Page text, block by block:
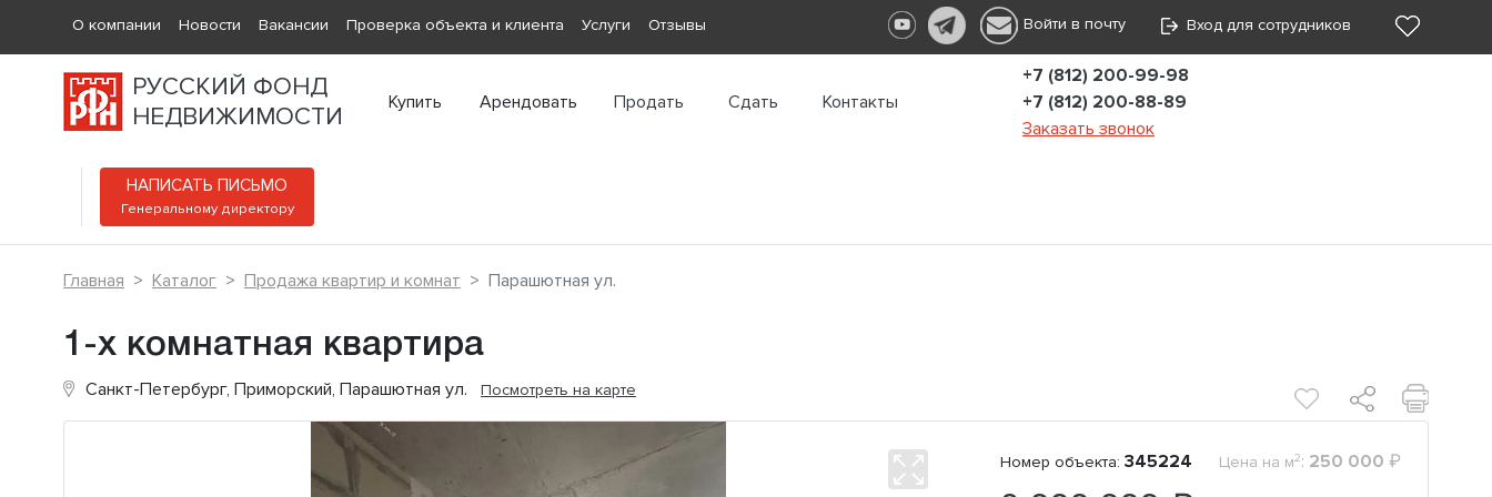
О компании Новости Вакансии Проверка объекта и клиента Услуги Отзывы Войти в почту Вход для сотрудников
РУССКИЙ ФОНД
НЕДВИЖИМОСТИ
Купить Арендовать Продать Сдать Контакты
+7 (812) 200-99-98
+7 (812) 200-88-89
Заказать звонок
НАПИСАТЬ ПИСЬМО
Генеральному директору
Главная Каталог Продажа квартир и комнат Парашютная ул.
1-х комнатная квартира
Санкт-Петербург, Приморский, Парашютная ул. Посмотреть на карте
Номер объекта: 345224 Цена на м2: 250 000 ₽